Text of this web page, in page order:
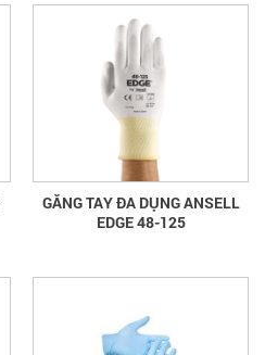
GĂNG TAY ĐA DỤNG ANSELL
EDGE 48-125